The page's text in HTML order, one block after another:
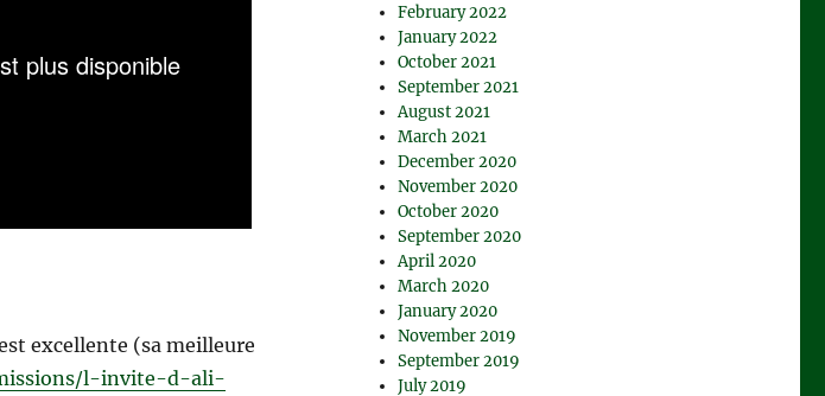
excellente (sa meilleure
l-invite-d-ali-
February 2022
January 2022
October 2021
September 2021
August 2021
March 2021
December 2020
November 2020
October 2020
September 2020
April 2020
March 2020
January 2020
November 2019
September 2019
July 2019